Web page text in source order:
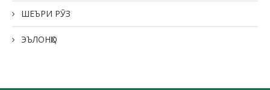
ШЕЪРИ РӮЗ
ЭЪЛОНҲО